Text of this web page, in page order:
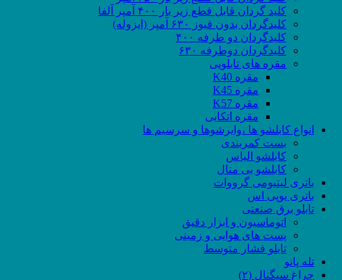
کلید گردان قابل قطع زیر بار ۴۰۰ آمپر آلفا
کلیدگردان بدون فیوز ۶۳۰ آمپر (ایزوله)
کلیدگردان دو طرفه ۴۰۰
کلیدگردان دوطرفه ۶۳۰
مقره های تابلویی
مقره K40
مقره K45
مقره K57
مقره اتکایی
انواع کابلشو ها ،وایرشوها و سرسیم ها
بست کمربندی
کابلشو الیاس
کابلشو بی متال
باتری لیتیومی گرووات
باتری یوپی اس
تابلو برق صنعتی
اتوماسیون و ابزار دقیق
پست های هوایی و زمینی
تابلو فشار متوسط
تله پانو
چراغ سیگنال (۲)